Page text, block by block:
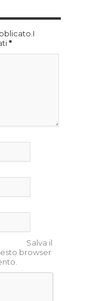
*
Salva il
browser